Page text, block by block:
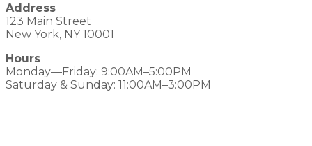
Address
123 Main Street
New York, NY 10001
Hours
Monday—Friday: 9:00AM–5:00PM
Saturday & Sunday: 11:00AM–3:00PM